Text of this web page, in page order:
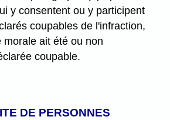
y consentent ou y participent
coupables de l'infraction,
morale ait été ou non
coupable.
DE PERSONNES